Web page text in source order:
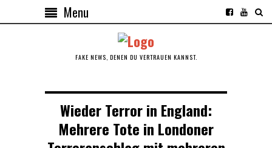
Menu
FAKE NEWS, DENEN DU VERTRAUEN KANNST.
Wieder Terror in England:
Mehrere Tote in Londoner